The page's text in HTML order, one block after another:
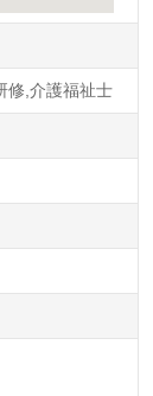
修,介護福祉士